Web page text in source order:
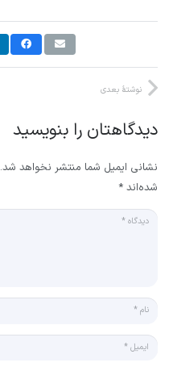
نوشتهٔ بعدی
دیدگاهتان را بنویسید
نشانی ایمیل شما منتشر نخواهد شد.
شده‌اند*